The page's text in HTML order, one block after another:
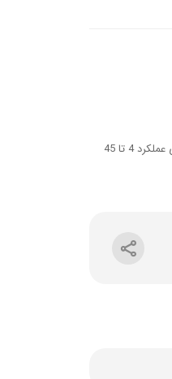
سایز ورودی و خروجی استاندارد حداکثر فشار کاری 8 بار محدوده دمای عملکرد 4 تا 45